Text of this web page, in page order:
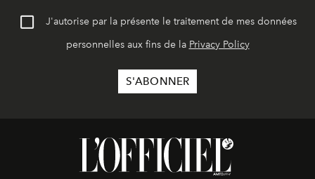
J'autorise par la présente le traitement de mes données
personnelles aux fins de la Privacy Policy